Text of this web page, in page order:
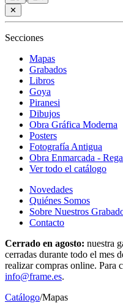
✕
Secciones
Mapas
Grabados
Libros
Goya
Piranesi
Dibujos
Obra Gráfica Moderna
Posters
Fotografía Antigua
Obra Enmarcada -
Ver todo el catálogo
Novedades
Quiénes Somos
Sobre Nuestros
Contacto
Cerrado en agosto: nuestra
cerradas durante todo el mes
realizar compras online. Para
info@frame.es.
Catálogo/Mapas